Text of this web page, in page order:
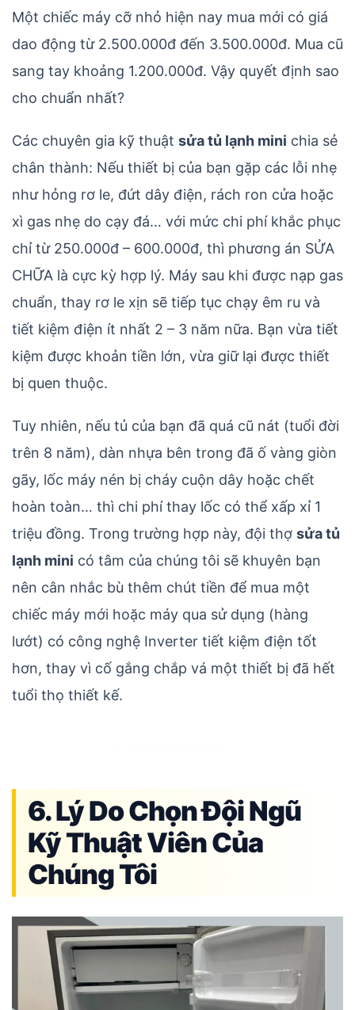
Một chiếc máy cỡ nhỏ hiện nay mua mới có giá
dao động từ 2.500.000đ đến 3.500.000đ. Mua cũ
sang tay khoảng 1.200.000đ. Vậy quyết định sao
cho chuẩn nhất?
Các chuyên gia kỹ thuật sửa tủ lạnh mini chia sẻ
chân thành: Nếu thiết bị của bạn gặp các lỗi nhẹ
như hỏng rơ le, đứt dây điện, rách ron cửa hoặc
xì gas nhẹ do cạy đá… với mức chi phí khắc phục
chỉ từ 250.000đ – 600.000đ, thì phương án SỬA
CHỮA là cực kỳ hợp lý. Máy sau khi được nạp gas
chuẩn, thay rơ le xịn sẽ tiếp tục chạy êm ru và
tiết kiệm điện ít nhất 2 – 3 năm nữa. Bạn vừa tiết
kiệm được khoản tiền lớn, vừa giữ lại được thiết
bị quen thuộc.
Tuy nhiên, nếu tủ của bạn đã quá cũ nát (tuổi đời
trên 8 năm), dàn nhựa bên trong đã ố vàng giòn
gãy, lốc máy nén bị cháy cuộn dây hoặc chết
hoàn toàn… thì chi phí thay lốc có thể xấp xỉ 1
triệu đồng. Trong trường hợp này, đội thợ sửa tủ
lạnh mini có tâm của chúng tôi sẽ khuyên bạn
nên cân nhắc bù thêm chút tiền để mua một
chiếc máy mới hoặc máy qua sử dụng (hàng
lướt) có công nghệ Inverter tiết kiệm điện tốt
hơn, thay vì cố gắng chắp vá một thiết bị đã hết
tuổi thọ thiết kế.
6. Lý Do Chọn Đội Ngũ
Kỹ Thuật Viên Của
Chúng Tôi